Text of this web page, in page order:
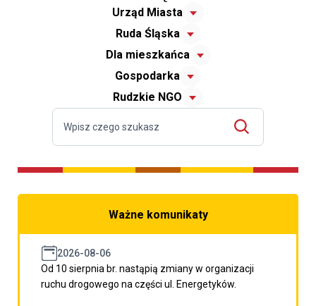
Urząd Miasta
Ruda Śląska
Dla mieszkańca
Gospodarka
Rudzkie NGO
Ważne komunikaty
2026-08-06
Od 10 sierpnia br. nastąpią zmiany w organizacji
ruchu drogowego na części ul. Energetyków.